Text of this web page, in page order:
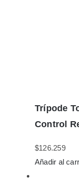
Trípode
Control
$126.259
Añadir al